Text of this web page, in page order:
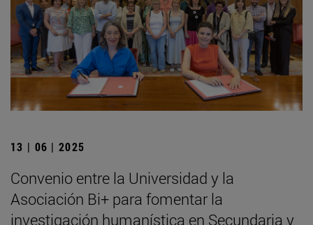
13 | 06 | 2025
Convenio entre la Universidad y la
Asociación Bi+ para fomentar la
investigación humanística en Secundaria y